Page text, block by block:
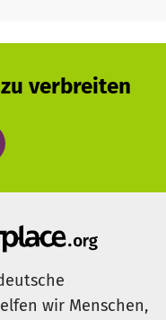
BRAUCHEN WIR
verbreiten
wir Menschen,